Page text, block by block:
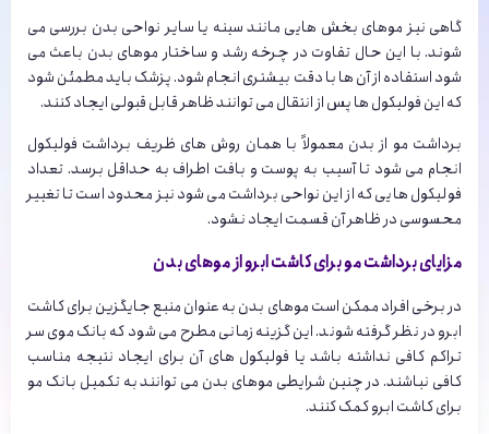
گاهی نیز موهای بخش هایی مانند سینه یا سایر نواحی بدن بررسی می
شوند. با این حال تفاوت در چرخه رشد و ساختار موهای بدن باعث می
شود استفاده از آن ها با دقت بیشتری انجام شود. پزشک باید مطمئن شود
که این فولیکول ها پس از انتقال می توانند ظاهر قابل قبولی ایجاد کنند.
برداشت مو از بدن معمولاً با همان روش های ظریف برداشت فولیکول
انجام می شود تا آسیب به پوست و بافت اطراف به حداقل برسد. تعداد
فولیکول هایی که از این نواحی برداشت می شود نیز محدود است تا تغییر
محسوسی در ظاهر آن قسمت ایجاد نشود.
مزایای برداشت مو برای کاشت ابرو از موهای بدن
در برخی افراد ممکن است موهای بدن به عنوان منبع جایگزین برای کاشت
ابرو در نظر گرفته شوند. این گزینه زمانی مطرح می شود که بانک موی سر
تراکم کافی نداشته باشد یا فولیکول های آن برای ایجاد نتیجه مناسب
کافی نباشند. در چنین شرایطی موهای بدن می توانند به تکمیل بانک مو
برای کاشت ابرو کمک کنند.